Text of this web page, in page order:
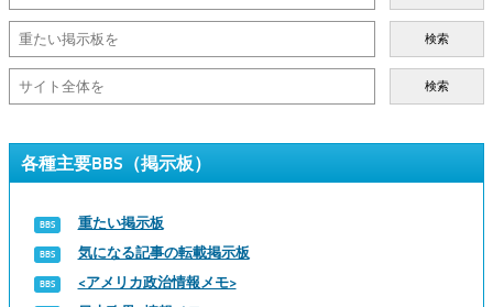
検索
検索
各種主要BBS（掲示板）
重たい掲示板
気になる記事の転載掲示板
<アメリカ政治情報メモ>